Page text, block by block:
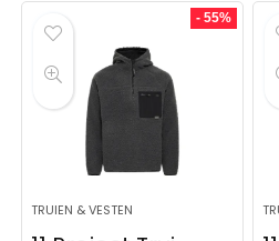
- 55%
TRUIEN & VESTEN